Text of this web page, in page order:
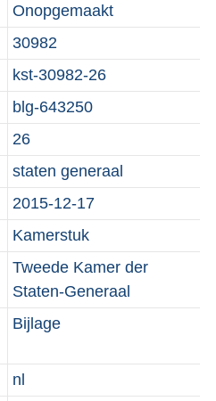
s
g
r
o
o
t
e
:
1
K
b
d
g
r
o
t
t
e
:
1
K
b
Onopgemaakt
30982
kst-30982-26
blg-643250
26
staten generaal
2015-12-17
Kamerstuk
Tweede Kamer der
Staten-Generaal
Bijlage
nl